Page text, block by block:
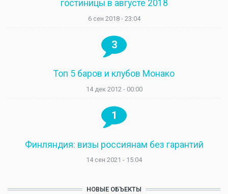
гостиницы в августе 2018
6 сен 2018 - 23:04
3
Топ 5 баров и клубов Монако
14 дек 2012 - 00:00
1
Финляндия: визы россиянам без гарантий
14 сен 2021 - 15:04
НОВЫЕ ОБЪЕКТЫ